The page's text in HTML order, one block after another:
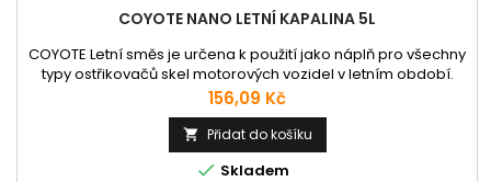
COYOTE NANO LETNÍ KAPALINA 5L
COYOTE Letní směs je určena k použití jako náplň pro všechny
typy ostřikovačů skel motorových vozidel v letním období.
Chrání zařízení ostřikovačů před korozí. Je bezfosfátová,
biologicky odbouratelná.VlastnostiLetní směs je čirá kapalina,
zelená se slabou opalescencí, s vůní ovocné přísady.Oblast
použitíPoužívá se jako kapalina do ostřikovačů skel...
Cena
156,09 Kč
 Přidat do košíku
 Skladem